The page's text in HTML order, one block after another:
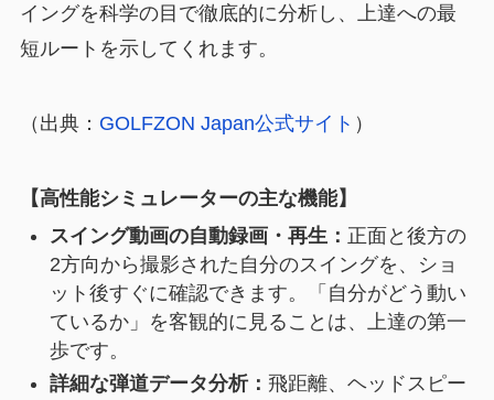
イングを科学の目で徹底的に分析し、上達への最
短ルートを示してくれます。
（出典： GOLFZON Japan公式サイト ）
【高性能シミュレーターの主な機能】
スイング動画の自動録画・再生： 正面と後方の
2方向から撮影された自分のスイングを、ショ
ット後すぐに確認できます。「自分がどう動い
ているか」を客観的に見ることは、上達の第一
歩です。
詳細な弾道データ分析： 飛距離、ヘッドスピー